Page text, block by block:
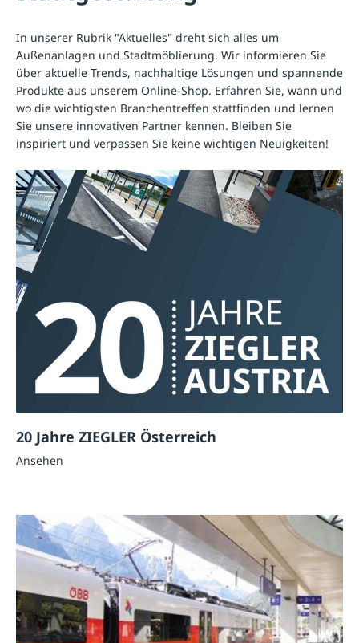
In unserer Rubrik "Aktuelles" dreht sich alles um
Außenanlagen und Stadtmöblierung. Wir informieren Sie
über aktuelle Trends, nachhaltige Lösungen und spannende
Produkte aus unserem Online-Shop. Erfahren Sie, wann und
wo die wichtigsten Branchentreffen stattfinden und lernen
Sie unsere innovativen Partner kennen. Bleiben Sie
inspiriert und verpassen Sie keine wichtigen Neuigkeiten!
20 Jahre ZIEGLER Österreich
Ansehen